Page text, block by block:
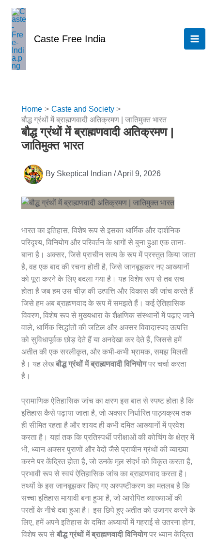
content
Caste Free India
Home
Caste and Society
बौद्ध ग्रंथों में ब्राह्मणवादी अतिक्रमण | जातिमुक्त भारत
बौद्ध ग्रंथों में ब्राह्मणवादी अतिक्रमण |
जातिमुक्त भारत
By Skeptical Indian /April 9, 2026
भारत का इतिहास, विशेष रूप से इसका धार्मिक और दार्शनिक
परिदृश्य, विनियोग और परिवर्तन के धागों से बुना हुआ एक ताना-
बाना है। अक्सर, जिसे प्राचीन सत्य के रूप में प्रस्तुत किया जाता
है, वह एक बाद की रचना होती है, जिसे जानबूझकर नए आख्यानों
को पूरा करने के लिए बदला गया है। यह विशेष रूप से तब सच
होता है जब हम उस चीज़ की उत्पत्ति और विकास की जांच करते हैं
जिसे हम अब ब्राह्मणवाद के रूप में समझते हैं। कई ऐतिहासिक
विवरण, विशेष रूप से मुख्यधारा के शैक्षणिक संस्थानों में पढ़ाए जाने
वाले, धार्मिक सिद्धांतों की जटिल और अक्सर विवादास्पद उत्पत्ति
को सुविधापूर्वक छोड़ देते हैं या अनदेखा कर देते हैं, जिससे हमें
अतीत की एक सरलीकृत, और कभी-कभी भ्रामक, समझ मिलती
है। यह लेखबौद्ध ग्रंथों में ब्राह्मणवादी विनियोगपर चर्चा करता
है।
प्रामाणिक ऐतिहासिक जांच का क्षरण इस बात से स्पष्ट होता है कि
इतिहास कैसे पढ़ाया जाता है, जो अक्सर निर्धारित पाठ्यक्रम तक
ही सीमित रहता है और शायद ही कभी दमित आख्यानों में प्रवेश
करता है। यहां तक ​​कि प्रतिस्पर्धी परीक्षाओं की कोचिंग के क्षेत्र में
भी, ध्यान अक्सर पुराणों और वेदों जैसे प्राचीन ग्रंथों की व्याख्या
करने पर केंद्रित होता है, जो उनके मूल संदर्भ को विकृत करता है,
प्रभावी रूप से स्वयं ऐतिहासिक जांच का ब्राह्मणवाद करता है।
तथ्यों के इस जानबूझकर किए गए अस्पष्टीकरण का मतलब है कि
सच्चा इतिहास मायावी बना हुआ है, जो आरोपित व्याख्याओं की
परतों के नीचे दबा हुआ है। इस छिपे हुए अतीत को उजागर करने के
लिए, हमें अपने इतिहास के दमित अध्यायों में गहराई से उतरना होगा,
विशेष रूप से बौद्ध ग्रंथों में ब्राह्मणवादी विनियोगपर ध्यान केंद्रित